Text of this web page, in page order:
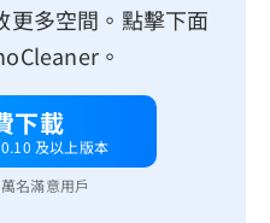
更多空間。點擊下面
。
下載
及以上版本
名滿意用戶